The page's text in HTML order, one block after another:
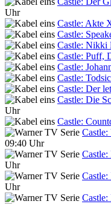
Uhr
Castle: Akte
Castle:
Castle: Nikki
Castle: Puff,
Castle:
Castle:
Castle: Der
Castle: Die
Uhr
Castle:
Castle:
09:40 Uhr
Castle:
Uhr
Castle:
Uhr
Castle: